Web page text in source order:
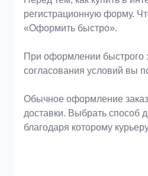
регистрационную форму.
«Оформить быстро».
При оформлении быстрого
согласования условий вы
Обычное оформление
доставки. Выбрать способ
благодаря которому